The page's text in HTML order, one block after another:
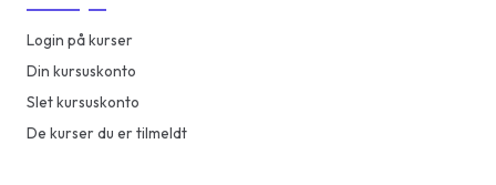
Login på kurser
Din kursuskonto
Slet kursuskonto
De kurser du er tilmeldt